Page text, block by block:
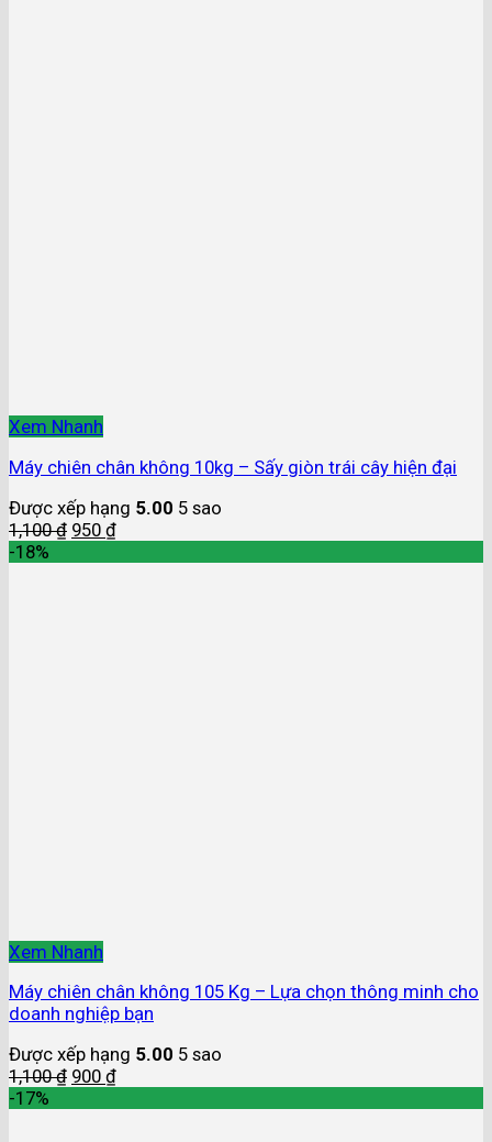
Xem Nhanh
Máy chiên chân không 10kg – Sấy giòn trái cây hiện đại
Được xếp hạng 5.00 5 sao
1,100₫ 950 ₫
-18%
Xem Nhanh
Máy chiên chân không 105 Kg – Lựa chọn thông minh cho
doanh nghiệp bạn
Được xếp hạng 5.00 5 sao
1,100₫ 900 ₫
-17%